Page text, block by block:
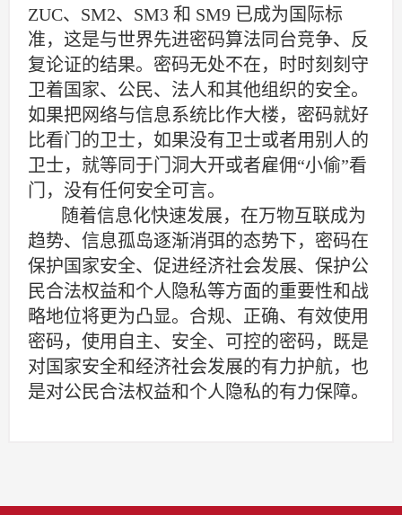
ZUC、 SM2、 SM3 和 SM9 已成为国际标
准，这是与世界先进密码算法同台竞争、反
复论证的结果。密码无处不在，时时刻刻守
卫着国家、公民、法人和其他组织的安全。
如果把网络与信息系统比作大楼，密码就好
比看门的卫士，如果没有卫士或者用别人的
卫士，就等同于门洞大开或者雇佣“小偷”看
门，没有任何安全可言。
随着信息化快速发展，在万物互联成为
趋势、信息孤岛逐渐消弭的态势下，密码在
保护国家安全、促进经济社会发展、保护公
民合法权益和个人隐私等方面的重要性和战
略地位将更为凸显。合规、正确、有效使用
密码，使用自主、安全、可控的密码，既是
对国家安全和经济社会发展的有力护航，也
是对公民合法权益和个人隐私的有力保障。